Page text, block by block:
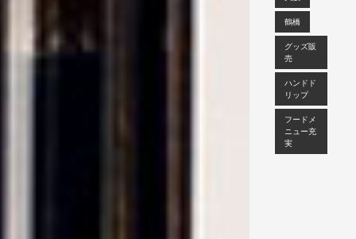
鶴橋
グッズ販
売
ハンドド
リップ
フードメ
ニュー充
実